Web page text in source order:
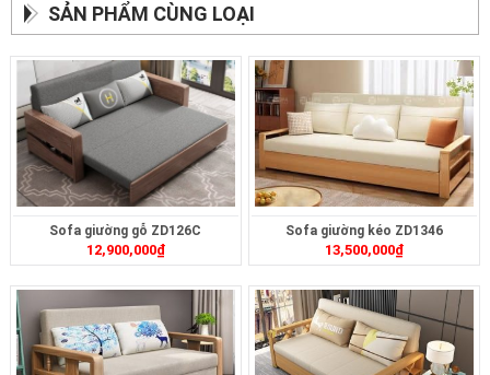
SẢN PHẨM CÙNG LOẠI
Sofa giường gỗ ZD126C
12,900,000₫
Sofa giường kéo ZD1346
13,500,000₫